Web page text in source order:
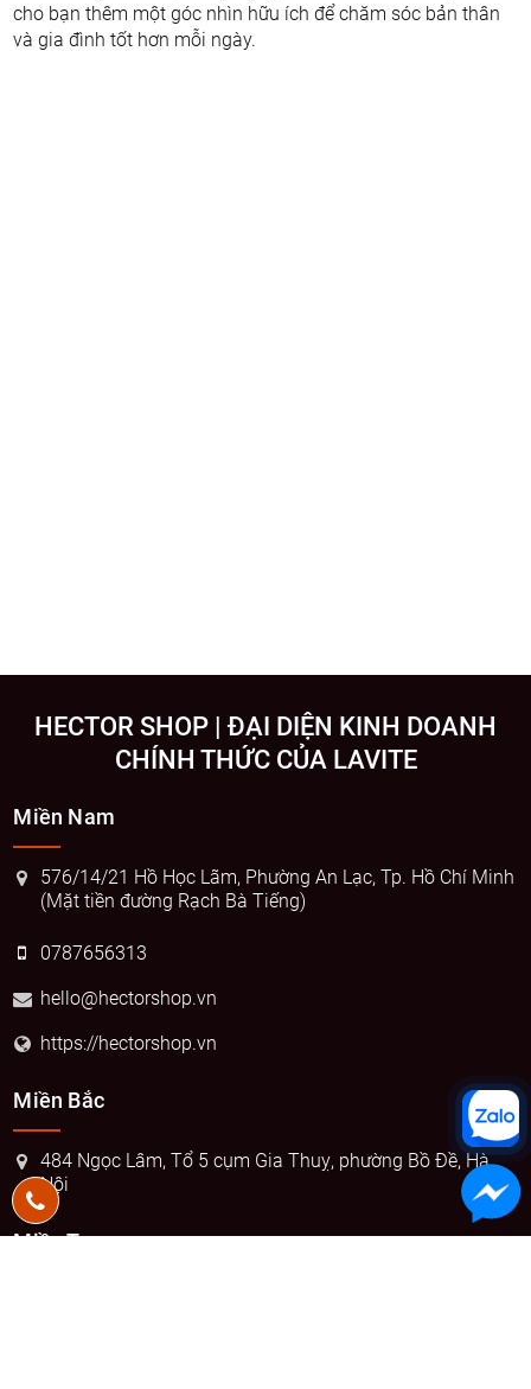
cho bạn thêm một góc nhìn hữu ích để chăm sóc bản thân
và gia đình tốt hơn mỗi ngày.
HECTOR SHOP | ĐẠI DIỆN KINH DOANH
CHÍNH THỨC CỦA LAVITE
Miền Nam
576/14/21 Hồ Học Lãm, Phường An Lạc, Tp. Hồ Chí Minh
(Mặt tiền đường Rạch Bà Tiếng)
0787656313
hello@hectorshop.vn
https://hectorshop.vn
Miền Bắc
484 Ngọc Lâm, Tổ 5 cụm Gia Thuỵ, phường Bồ Đề, Hà
Nội
Miền Trung